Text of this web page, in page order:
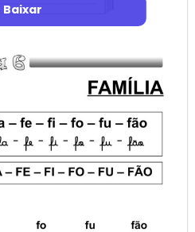
Baixar